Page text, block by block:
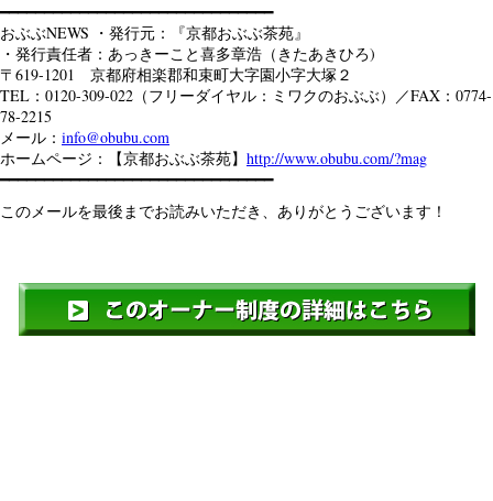
━━━━━━━━━━━━━━━━━━━━━━━━━━━━━━━
おぶぶNEWS ・発行元：『京都おぶぶ茶苑』
・発行責任者：あっきーこと喜多章浩（きたあきひろ)
〒619-1201 京都府相楽郡和束町大字園小字大塚２
TEL：0120-309-022（フリーダイヤル：ミワクのおぶぶ）／FAX：0774-
78-2215
メール： info@obubu.com
ホームページ：【京都おぶぶ茶苑】 http://www.obubu.com/?mag
━━━━━━━━━━━━━━━━━━━━━━━━━━━━━━━
このメールを最後までお読みいただき、ありがとうございます！